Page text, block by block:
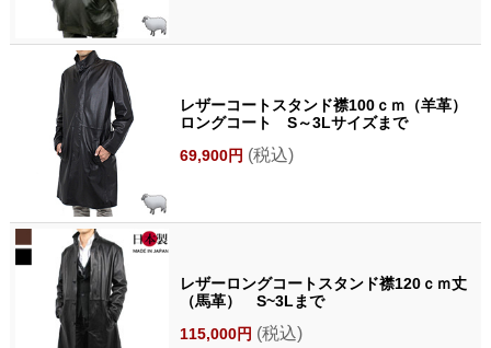
レザーコートスタンド襟100ｃｍ（羊革）
ロングコート S～3Lサイズまで
69,900円 (税込)
レザーロングコートスタンド襟120ｃｍ丈
（馬革） S~3Lまで
115,000円 (税込)